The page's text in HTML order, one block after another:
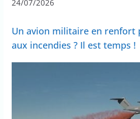
24/07/2026
Un avion militaire en renfort
aux incendies ? Il est temps !